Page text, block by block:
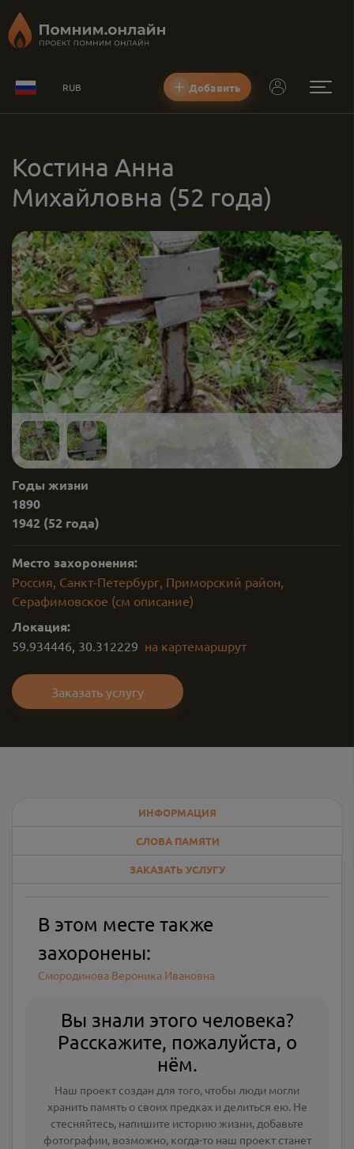
RUB Добавить
Костина Анна
Михайловна (52 года)
Годы жизни
1890
1942 (52 года)
Место захоронения:
Россия, Санкт-Петербург, Приморский район,
Серафимовское (см описание)
Локация:
59.934446, 30.312229 на картемаршрут
Заказать услугу
ИНФОРМАЦИЯ
СЛОВА ПАМЯТИ
ЗАКАЗАТЬ УСЛУГУ
В этом месте также
захоронены:
Смородинова Вероника Ивановна
Вы знали этого человека?
Расскажите, пожалуйста, о
нём.
Наш проект создан для того, чтобы люди могли
хранить память о своих предках и делиться ею. Не
стесняйтесь, напишите историю жизни, добавьте
фотографии, возможно, когда-то наш проект станет